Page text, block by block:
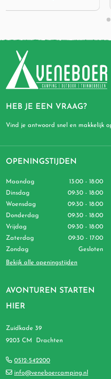
HEB JE EEN VRAAG?
Vind je antwoord snel en makkelijk
AVONTUREN STARTEN
HIER
Zuidkade 39
9203 CM Drachten
0512-542200
info@veneboercamping.nl
OPENINGSTIJDEN
Maandag
13:00 - 18:00
Dinsdag
09:30 - 18:00
Woensdag
09:30 - 18:00
Donderdag
09:30 - 18:00
Vrijdag
09:30 - 18:00
Zaterdag
09:30 - 17:00
Zondag
Gesloten
Bekijk alle openingstijden